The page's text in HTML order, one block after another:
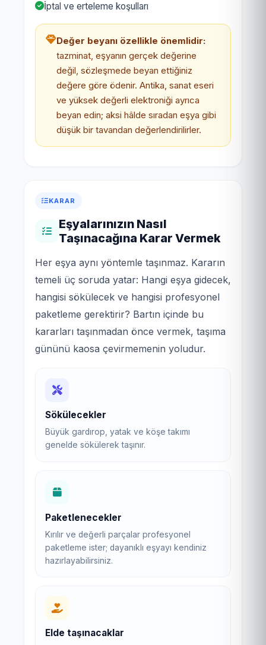
İptal ve erteleme koşulları
Değer beyanı özellikle önemlidir:
tazminat, eşyanın gerçek değerine
değil, sözleşmede beyan ettiğiniz
değere göre ödenir. Antika, sanat eseri
ve yüksek değerli elektroniği ayrıca
beyan edin; aksi hâlde sıradan eşya gibi
düşük bir tavandan değerlendirilirler.
KARAR
Eşyalarınızın Nasıl
Taşınacağına Karar Vermek
Her eşya aynı yöntemle taşınmaz. Kararın
temeli üç soruda yatar: Hangi eşya gidecek,
hangisi sökülecek ve hangisi profesyonel
paketleme gerektirir? Bartın içinde bu
kararları taşınmadan önce vermek, taşıma
gününü kaosa çevirmemenin yoludur.
Sökülecekler
Büyük gardırop, yatak ve köşe takımı
genelde sökülerek taşınır.
Paketlenecekler
Kırılır ve değerli parçalar profesyonel
paketleme ister; dayanıklı eşyayı kendiniz
hazırlayabilirsiniz.
Elde taşınacaklar